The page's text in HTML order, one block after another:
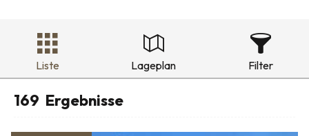
Liste Lageplan Filter
169 Ergebnisse